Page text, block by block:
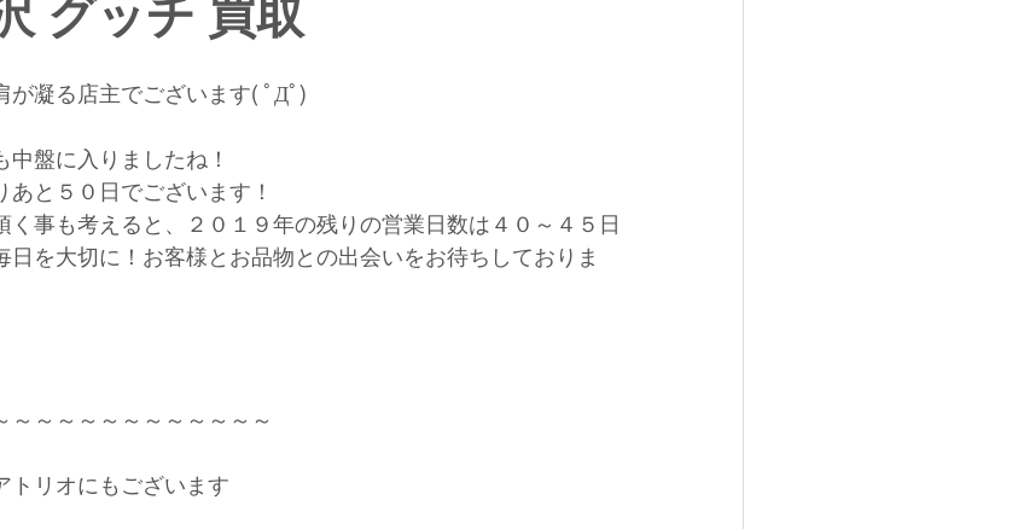
グッチ 買取
凝る店主でございます( ﾟДﾟ)
盤に入りましたね！
と５０日でございます！
く事も考えると、２０１９年の残りの営業日数は４０～４５日
を大切に！お客様とお品物との出会いをお待ちしておりま
～～～～～～～～～～～～
トリオにもございます